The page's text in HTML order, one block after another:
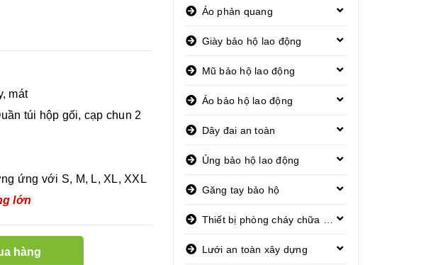
mát
túi hộp gối, cạp chun 2
ứng với S, M, L, XL, XXL
lớn
hàng
Áo phản quang
Giày bảo hộ lao động
Mũ bảo hộ lao động
Áo bảo hộ lao động
Dây đai an toàn
Ủng bảo hộ lao động
Găng tay bảo hộ
Lưới an toàn xây dựng